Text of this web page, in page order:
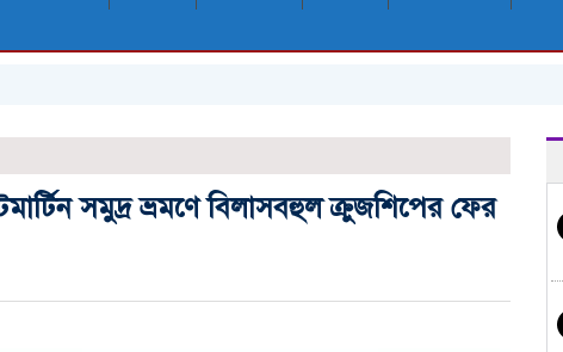
সমুদ্র ভ্রমণে বিলাসবহুল ক্রুজশিপের ফের